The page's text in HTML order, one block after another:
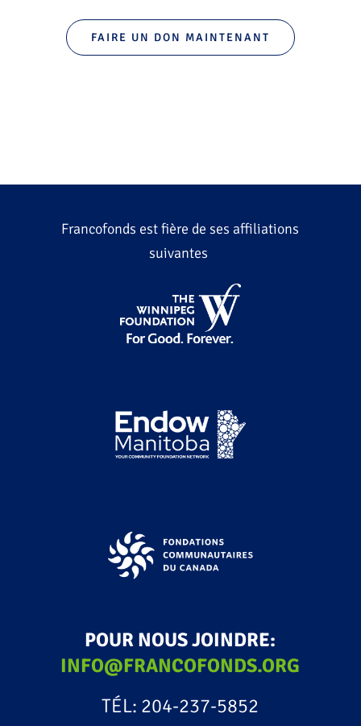
FAIRE UN DON MAINTENANT
Francofonds est fière de ses affiliations
suivantes
POUR NOUS JOINDRE:
INFO@FRANCOFONDS.ORG
TÉL: 204-237-5852